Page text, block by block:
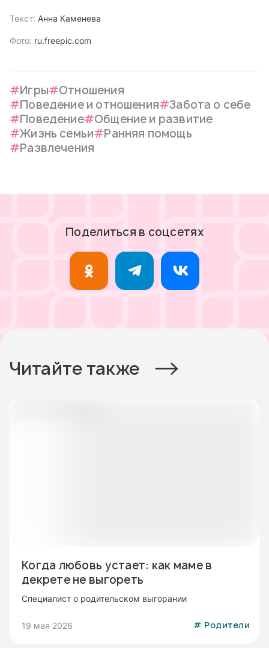
Текст: Анна Каменева
Фото: ru.freepic.com
Игры
Отношения
Поведение и отношения
Забота о себе
Поведение
Общение и развитие
Жизнь семьи
Ранняя помощь
Развлечения
Поделиться в соцсетях
Читайте также
Когда любовь устает: как маме в
декрете не выгореть
Специалист о родительском выгорании
19 мая 2026 # Родители